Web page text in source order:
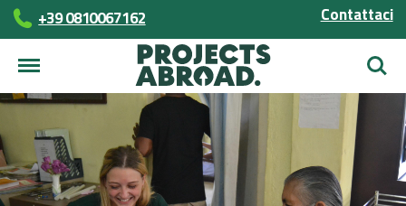
+39 0810067162 Contattaci
Cerca